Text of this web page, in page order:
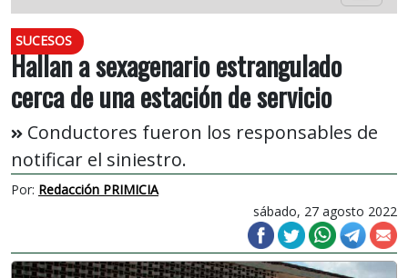
SUCESOS
Hallan a sexagenario estrangulado
cerca de una estación de servicio
Conductores fueron los responsables de
notificar el siniestro.
Por: Redacción PRIMICIA
sábado, 27 agosto 2022